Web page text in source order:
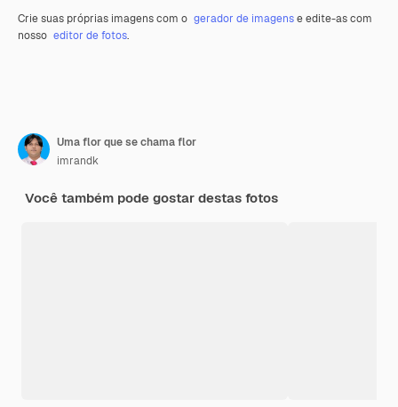
Crie suas próprias imagens com o gerador de imagense edite-as com
nosso editor de fotos.
Uma flor que se chama flor
imrandk
Você também pode gostar destas fotos